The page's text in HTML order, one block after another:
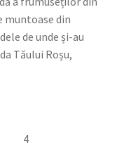
muntoase din
de unde și-au
Tăului Roșu,
4